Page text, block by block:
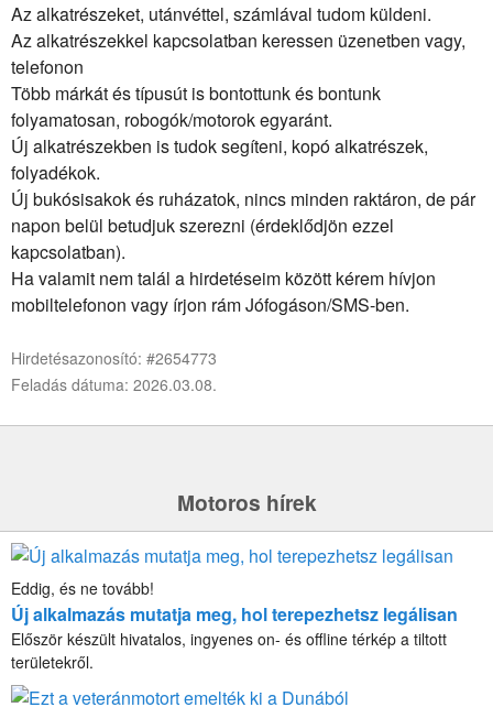
Az alkatrészeket, utánvéttel, számlával tudom küldeni.
Az alkatrészekkel kapcsolatban keressen üzenetben vagy,
telefonon
Több márkát és típusút is bontottunk és bontunk
folyamatosan, robogók/motorok egyaránt.
Új alkatrészekben is tudok segíteni, kopó alkatrészek,
folyadékok.
Új bukósisakok és ruházatok, nincs minden raktáron, de pár
napon belül betudjuk szerezni (érdeklődjön ezzel
kapcsolatban).
Ha valamit nem talál a hirdetéseim között kérem hívjon
mobiltelefonon vagy írjon rám Jófogáson/SMS-ben.
Hirdetésazonosító: #2654773
Feladás dátuma: 2026.03.08.
Motoros hírek
Eddig, és ne tovább!
Új alkalmazás mutatja meg, hol terepezhetsz legálisan
Először készült hivatalos, ingyenes on- és offline térkép a tiltott
területekről.